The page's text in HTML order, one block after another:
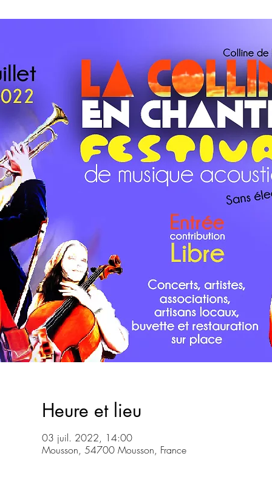
Heure et lieu
03 juil. 2022, 14:00
Mousson, 54700 Mousson, France